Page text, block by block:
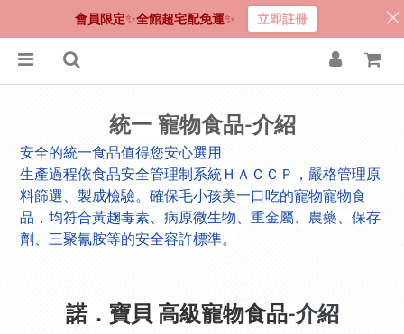
統一 寵物食品-介紹
安全的統一食品值得您安心選用
生產過程依食品安全管理制系統ＨＡＣＣＰ，嚴格管理原
料篩選 、製成檢驗。確保毛小孩美一口吃的寵物寵物食
品，均符合黃趜毒素 、病原微生物、重金屬、農藥、保存
劑、三聚氰胺等的安全容許標準。
諾．寶貝 高級寵物食品-介紹
會員限定✨全館超宅配免運✨ 立即註冊